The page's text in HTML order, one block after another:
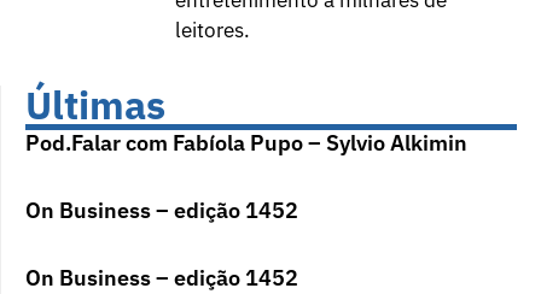
leitores.
Últimas
Pod.Falar com Fabíola Pupo – Sylvio Alkimin
On Business – edição 1452
On Business – edição 1452